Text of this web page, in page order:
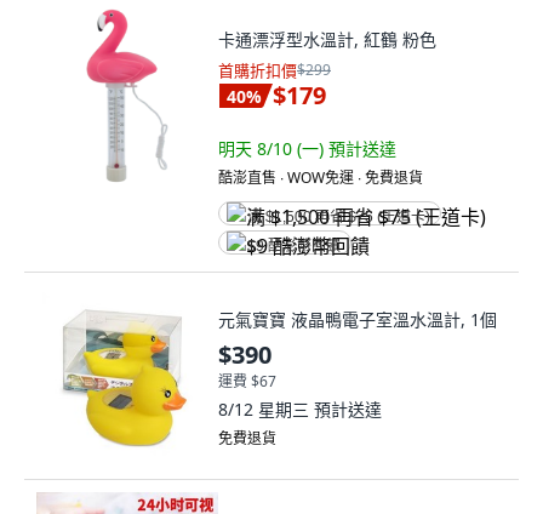
卡通漂浮型水溫計, 紅鶴 粉色
首購折扣價$299
40% $179
明天 8/10 (一) 預計送達
酷澎直售 ∙ WOW免運 ∙ 免費退貨
满 $1,500 再省 $75 (王道卡)
$9 酷澎幣回饋
元氣寶寶 液晶鴨電子室溫水溫計, 1個
$390
運費 $67
8/12 星期三 預計送達
免費退貨